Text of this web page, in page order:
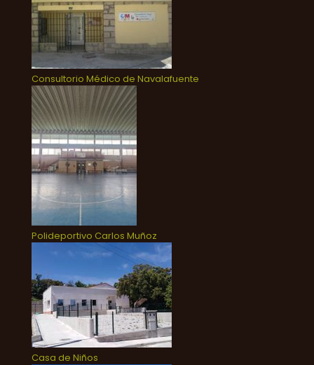
Consultorio Médico de Navalafuente
Polideportivo Carlos Muñoz
Casa de Niños